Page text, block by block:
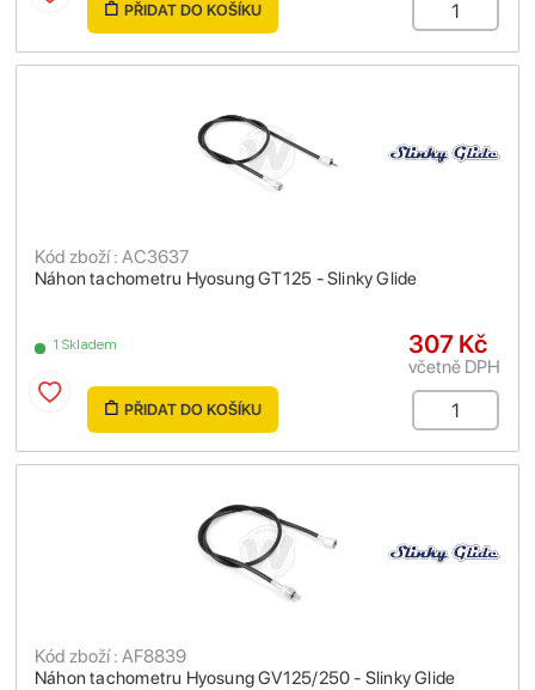
PŘIDAT DO KOŠÍKU
Náhon tachometru Hyosung GT125 - Slinky Glide
Kód zboží : AC3637
1 Skladem 307 Kč
včetně DPH
PŘIDAT DO KOŠÍKU
Náhon tachometru Hyosung GV125/250 - Slinky Glide
Kód zboží : AF8839